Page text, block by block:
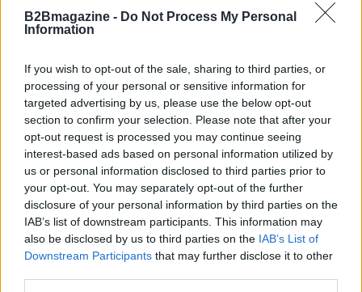
B2Bmagazine - Do Not Process My Personal
Information
If you wish to opt-out of the sale, sharing to third parties, or
processing of your personal or sensitive information for
targeted advertising by us, please use the below opt-out
section to confirm your selection. Please note that after your
opt-out request is processed you may continue seeing
interest-based ads based on personal information utilized by
us or personal information disclosed to third parties prior to
your opt-out. You may separately opt-out of the further
disclosure of your personal information by third parties on the
IAB’s list of downstream participants. This information may
also be disclosed by us to third parties on the IAB’s List of
Downstream Participants that may further disclose it to other
sul funzionamento reale delle democrazie liberali.
presunzione di innocenza e istituisce una
condanna perpetua che viola il diritto all’oblio e la
dignità umana.
L’analisi diacronica del caso Garlasco permette di
estrarre conclusioni teoriche che travalicano il
singolo dato di cronaca, offrendo una mappa
concettuale delle mutazioni che investono il
legame sociale nell’era delle piattaforme. Il
fenomeno del tribunale del popolo online si
configura come una vera e propria deviazione